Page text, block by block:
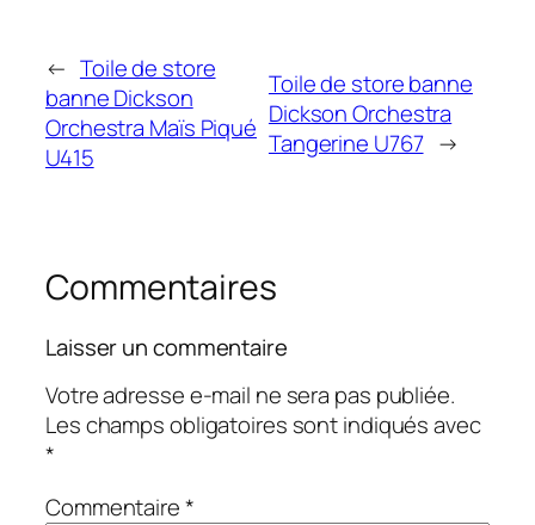
← Toile de store
banne Dickson
Orchestra Maïs Piqué
U415
Toile de store banne
Dickson Orchestra
Tangerine U767 →
Commentaires
Laisser un commentaire
Votre adresse e-mail ne sera pas publiée.
Les champs obligatoires sont indiqués avec
*
Commentaire*